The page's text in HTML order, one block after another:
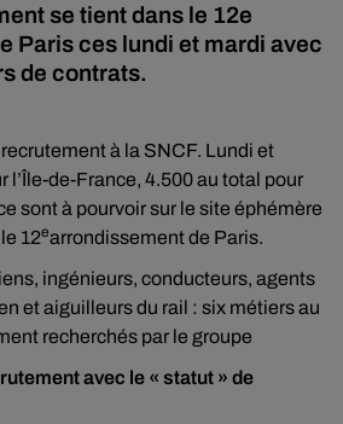
se tient dans le 12e
Paris ces lundi et mardi avec
de contrats.
à la SNCF. Lundi et
l’Île-de-France, 4.500 au total pour
sont à pourvoir sur le site éphémère
12earrondissement de Paris.
ingénieurs, conducteurs, agents
et aiguilleurs du rail : six métiers au
recherchés par le groupe
avec le « statut » de